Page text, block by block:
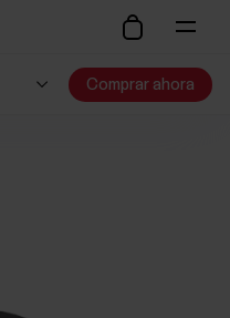
Comprar ahora